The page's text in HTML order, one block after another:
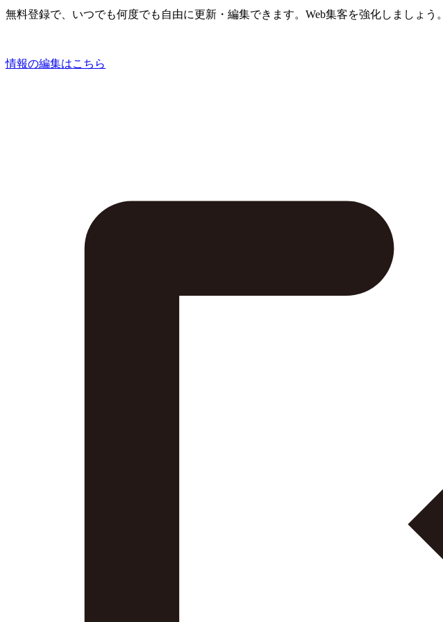
無料登録で、いつでも何度でも自由に更新・編集できます。Web集客を強化しましょう。
情報の編集はこちら